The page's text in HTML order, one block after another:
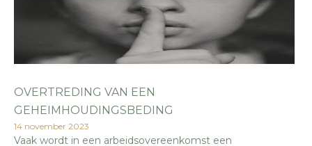
OVERTREDING VAN EEN
GEHEIMHOUDINGSBEDING
14 november 2023
Vaak wordt in een arbeidsovereenkomst een